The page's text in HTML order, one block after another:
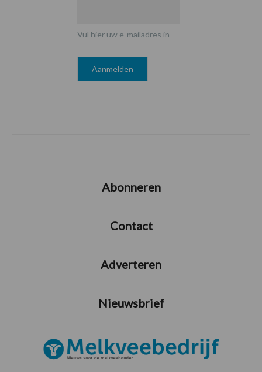
Vul hier uw e-mailadres in
Abonneren
Contact
Adverteren
Nieuwsbrief